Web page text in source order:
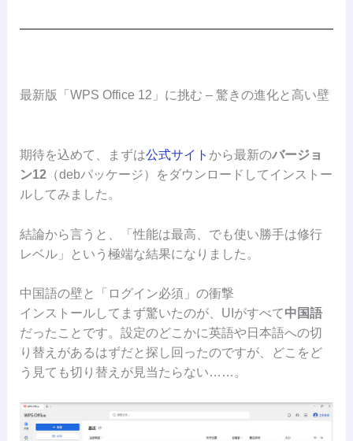
最新版「WPS Office 12」に挑む – 驚きの進化と高い壁
期待を込めて、まずは公式サイト から最新のバージョ
ン12（debパッケージ）をダウンロードしてインストー
ルしてみました。
結論から言うと、「性能は最高、でも使い勝手は修行
レベル」という極端な結果になりました。
中国語の壁と「ログイン必須」の衝撃
インストールしてまず驚いたのが、UIがすべて中国語
だったことです。設定のどこかに英語や日本語への切
り替えがあるはずだと探し回ったのですが、どこをど
う見ても切り替えが見当たらない……。